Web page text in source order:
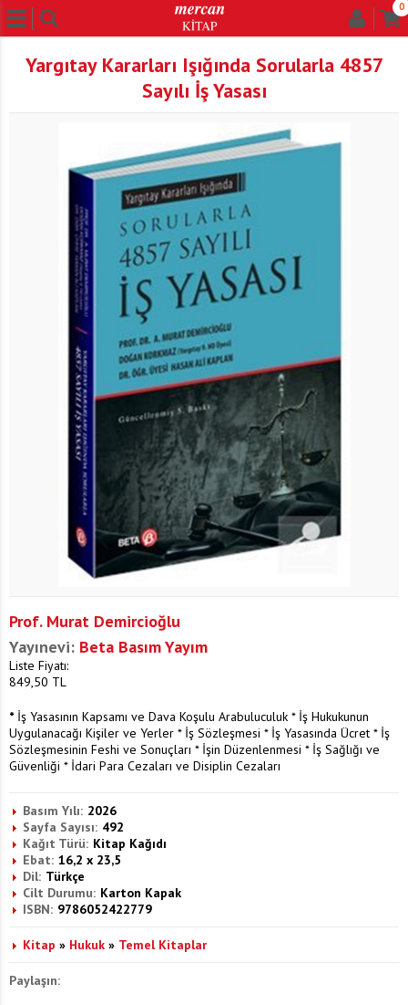
0
Yargıtay Kararları Işığında Sorularla 4857
Sayılı İş Yasası
Prof. Murat Demircioğlu
Yayınevi: Beta Basım Yayım
Liste Fiyatı:
849,50 TL
* İş Yasasının Kapsamı ve Dava Koşulu Arabuluculuk * İş Hukukunun
Uygulanacağı Kişiler ve Yerler * İş Sözleşmesi * İş Yasasında Ücret * İş
Sözleşmesinin Feshi ve Sonuçları * İşin Düzenlenmesi * İş Sağlığı ve
Güvenliği * İdari Para Cezaları ve Disiplin Cezaları
Basım Yılı: 2026
Sayfa Sayısı: 492
Kağıt Türü: Kitap Kağıdı
Ebat: 16,2 x 23,5
Dil: Türkçe
Cilt Durumu: Karton Kapak
ISBN: 9786052422779
Kitap » Hukuk » Temel Kitaplar
Paylaşın: